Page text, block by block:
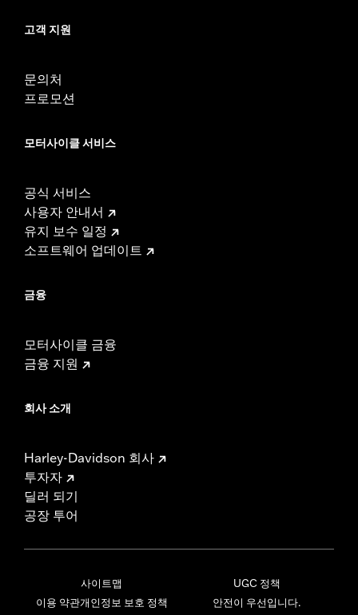
고객 지원
문의처
프로모션
모터사이클 서비스
공식 서비스
사용자 안내서
유지 보수 일정
소프트웨어 업데이트
금융
모터사이클 금융
금융 지원
회사 소개
Harley-Davidson 회사
투자자
딜러 되기
공장 투어
사이트맵
이용 약관개인정보 보호 정책
UGC 정책
안전이 우선입니다.